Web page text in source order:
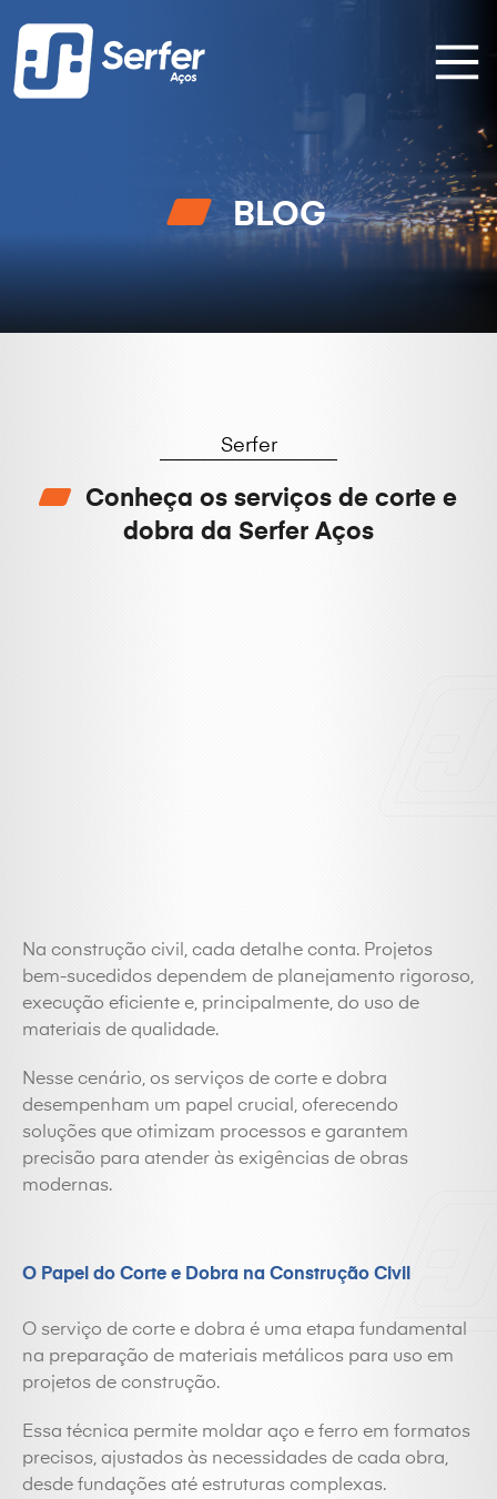
BLOG
Serfer
Conheça os serviços de corte e
dobra da Serfer Aços
Na construção civil, cada detalhe conta. Projetos
bem-sucedidos dependem de planejamento rigoroso,
execução eficiente e, principalmente, do uso de
materiais de qualidade.
Nesse cenário, os serviços de corte e dobra
desempenham um papel crucial, oferecendo
soluções que otimizam processos e garantem
precisão para atender às exigências de obras
modernas.
O Papel do Corte e Dobra na Construção Civil
O serviço de corte e dobra é uma etapa fundamental
na preparação de materiais metálicos para uso em
projetos de construção.
Essa técnica permite moldar aço e ferro em formatos
precisos, ajustados às necessidades de cada obra,
desde fundações até estruturas complexas.